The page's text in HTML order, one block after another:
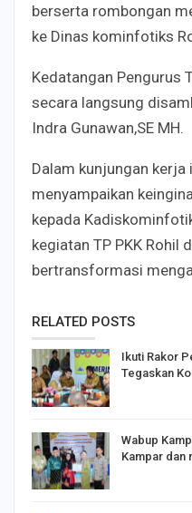
berserta rombongan
ke Dinas kominfotiks
Kedatangan Pengurus
secara langsung
Indra Gunawan,SE MH.
Dalam kunjungan kerja
menyampaikan
kepada
kegiatan TP PKK Rohil
bertransformasi
RELATED POSTS
Ikuti Rakor
Tegaskan
Wabup
Kampar dan